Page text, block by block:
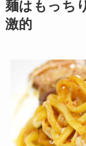
麺はもっち
激的